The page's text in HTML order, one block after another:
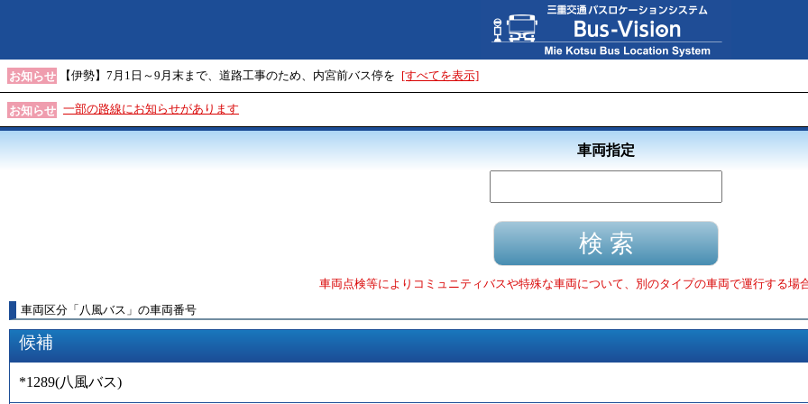
お知らせ 【伊勢】7月1日～9月末まで、道路工事のため、内宮前バス停を [すべてを表示]
お知らせ 一部の路線にお知らせがあります
車両指定
車両点検等によりコミュニティバスや特殊な車両について、別のタイプの車両で運行する場
車両区分 「 八風バス 」 の車両番号
候補
*1289(八風バス)